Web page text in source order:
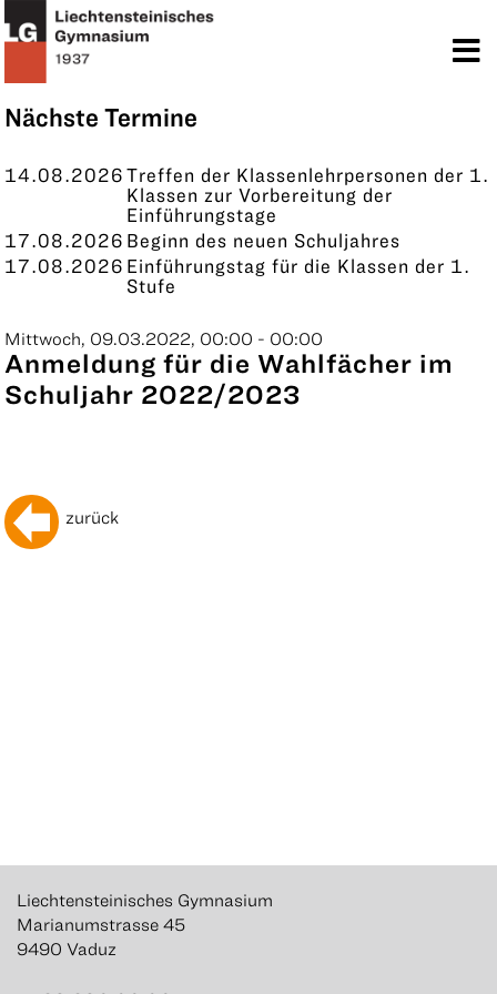
Nächste Termine
14.08.2026Treffen der Klassenlehrpersonen der 1.
Klassen zur Vorbereitung der
Einführungstage
17.08.2026 Beginn des neuen Schuljahres
17.08.2026 Einführungstag für die Klassen der 1.
Stufe
KONTAKT
Mittwoch, 09.03.2022, 00:00 - 00:00
Anmeldung für die Wahlfächer im
Schuljahr 2022/2023
zurück
Liechtensteinisches Gymnasium
Marianumstrasse 45
9490 Vaduz